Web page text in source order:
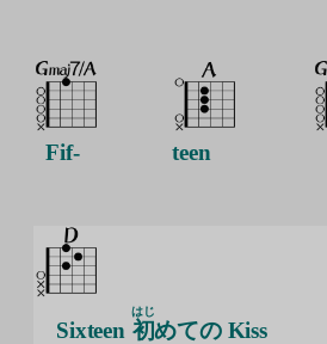
Fif- teen
Sixteen 初
はじ
めての Kiss